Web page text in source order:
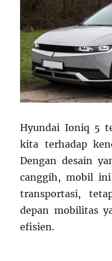
Hyundai Ioniq 5
kita terhadap
Dengan desain
canggih, mobil
transportasi,
depan mobilitas
efisien.